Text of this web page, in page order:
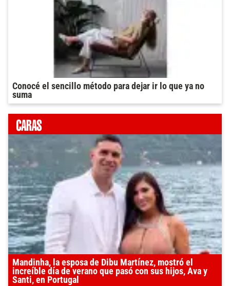
Conocé el sencillo método para dejar ir lo que ya no
suma
Mandinha, la esposa de Dibu Martínez, mostró el
increíble día de verano que pasó con sus hijos, Ava y
Santi, en Portugal